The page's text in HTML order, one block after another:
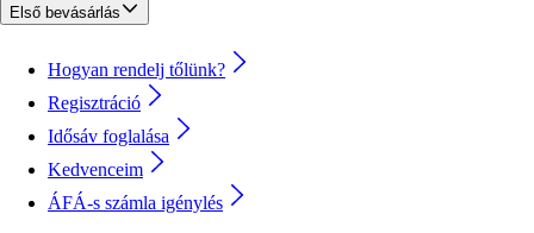
Első bevásárlás
Hogyan rendelj tőlünk?
Regisztráció
Idősáv foglalása
Kedvenceim
ÁFÁ-s számla igénylés